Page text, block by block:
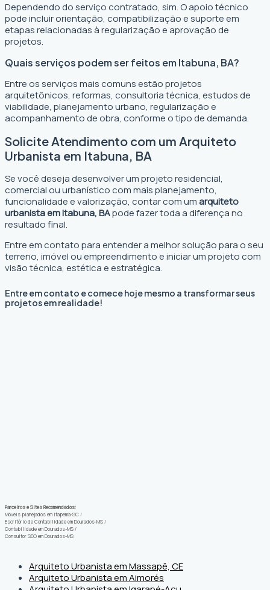
Dependendo do serviço contratado, sim. O apoio técnico
pode incluir orientação, compatibilização e suporte em
etapas relacionadas à regularização e aprovação de
projetos.
Quais serviços podem ser feitos em Itabuna, BA?
Entre os serviços mais comuns estão projetos
arquitetônicos, reformas, consultoria técnica, estudos de
viabilidade, planejamento urbano, regularização e
acompanhamento de obra, conforme o tipo de demanda.
Solicite Atendimento com um Arquiteto
Urbanista em Itabuna, BA
Se você deseja desenvolver um projeto residencial,
comercial ou urbanístico com mais planejamento,
funcionalidade e valorização, contar com umarquiteto
urbanista em Itabuna, BApode fazer toda a diferença no
resultado final.
Entre em contato para entender a melhor solução para o seu
terreno, imóvel ou empreendimento e iniciar um projeto com
visão técnica, estética e estratégica.
Entre em contato e comece hoje mesmo a transformar seus
projetos em realidade!
Parceiros e Sites Recomendados:
Móveis planejados em Itapema-SC /
Escritório de Contabilidade em Dourados-MS /
Contabilidade em Dourados-MS /
Consultor SEO em Dourados-MS
Arquiteto Urbanista em Massapê, CE
Arquiteto Urbanista em Aimorés